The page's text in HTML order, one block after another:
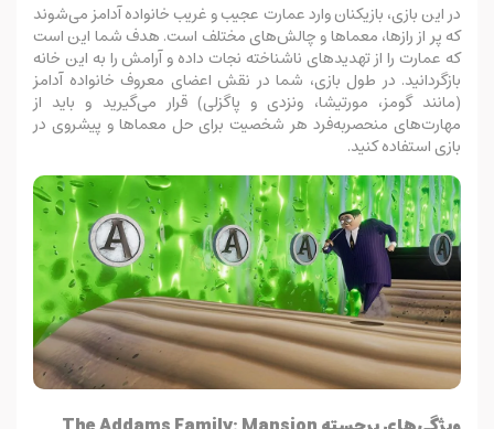
در این بازی، بازیکنان وارد عمارت عجیب و غریب خانواده آدامز می‌شوند
که پر از رازها، معماها و چالش‌های مختلف است. هدف شما این است
که عمارت را از تهدیدهای ناشناخته نجات داده و آرامش را به این خانه
بازگردانید. در طول بازی، شما در نقش اعضای معروف خانواده آدامز
(مانند گومز، مورتیشا، ونزدی و پاگزلی) قرار می‌گیرید و باید از
مهارت‌های منحصربه‌فرد هر شخصیت برای حل معماها و پیشروی در
بازی استفاده کنید.